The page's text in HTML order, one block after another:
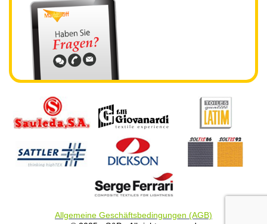
Allgemeine Geschäftsbedingungen (AGB)